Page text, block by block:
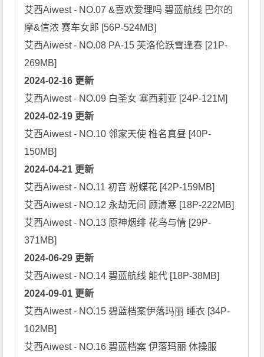
艾西Aiwest - NO.07 &喜欢爱理吗 碧蓝航线 巴尔的
摩&信浓 赛车女郎 [56P-524MB]
艾西Aiwest - NO.08 PA-15 芙洛伦跃雪逢春 [21P-
2024-02-16 更新
2024-02-19 更新
艾西Aiwest - NO.10 邻家天使 椎名真昼 [40P-
2024-04-21 更新
艾西Aiwest - NO.11 初音 粉蝶花 [42P-159MB]
艾西Aiwest - NO.12 永劫无间 顾清寒 [18P-222MB]
艾西Aiwest - NO.13 原神烟绯 花鸟与情 [29P-
2024-06-29 更新
2024-09-01 更新
艾西Aiwest - NO.15 碧蓝档案伊落玛丽 睡衣 [34P-
102MB]
艾西Aiwest - NO.16 碧蓝档案 伊落玛丽 体操服